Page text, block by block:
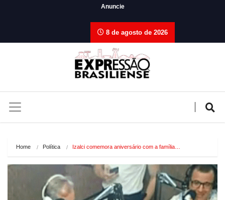
Anuncie
8 de agosto de 2026
Home Política Izalci comemora aniversário com a família…